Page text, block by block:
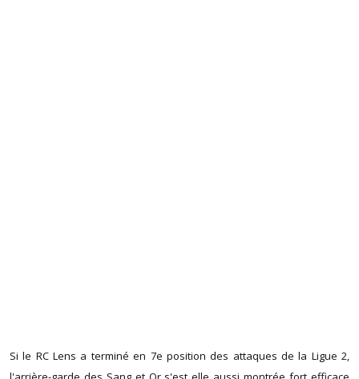
Si le RC Lens a terminé en 7e position des attaques de la Ligue 2,